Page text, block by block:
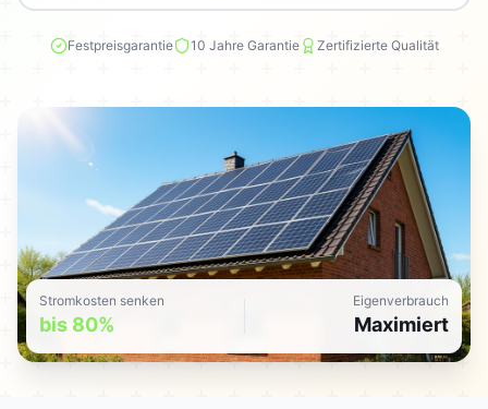
Festpreisgarantie 10 Jahre Garantie Zertifizierte Qualität
Stromkosten senken
bis 80%
Eigenverbrauch
Maximiert